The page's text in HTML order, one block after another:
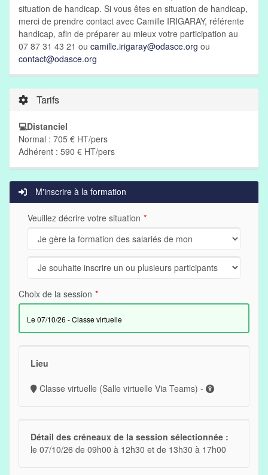
situation de handicap. Si vous êtes en situation de handicap,
merci de prendre contact avec Camille IRIGARAY, référente
handicap, afin de préparer au mieux votre participation au
07 87 31 43 21 ou camille.irigaray@odasce.org ou
contact@odasce.org
Tarifs
💻Distanciel
Normal : 705 € HT/pers
Adhérent : 590 € HT/pers
M'inscrire à la formation
Veuillez décrire votre situation
Choix de la session
le 07/10/26 - Classe virtuelle
Lieu
Classe virtuelle (Salle virtuelle Via Teams) -
Détail des créneaux de la session sélectionnée :
le 07/10/26 de 09h00 à 12h30 et de 13h30 à 17h00